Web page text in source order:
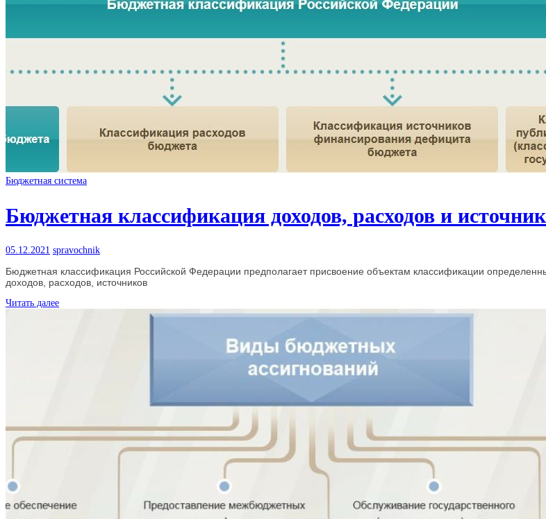
Бюджетная система
Бюджетная классификация доходов, расходов и
05.12.2021 spravochnik
Бюджетная классификация Российской Федерации предполагает присвоение объектам классификации
доходов, расходов, источников
Читать далее